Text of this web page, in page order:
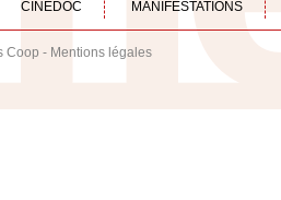
CINÉDOC MANIFESTATIONS
Coop - Mentions légales